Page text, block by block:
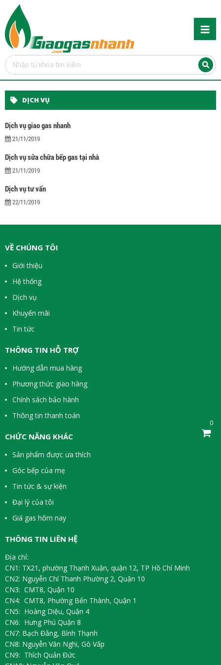
0
DỊCH VỤ
Dịch vụ giao gas nhanh
21/11/2019
Dịch vụ sửa chữa bếp gas tại nhà
21/11/2019
Dịch vụ tư vấn
22/11/2019
VỀ CHÚNG TÔI
Giới thiệu
Hệ thống
Dịch vụ
Khuyến mãi
Tin tức
THÔNG TIN HỖ TRỢ
Hướng dẫn mua hàng
Phương thức giao hàng
Chính sách bảo hành
Thông tin thanh toán
CHỨC NĂNG KHÁC
Sản phẩm được ưa thích
Góc bếp của mẹ
Tin tức & sự kiện
Đại lý của tôi
Giá gas hôm nay
THÔNG TIN LIÊN HỆ
Địa chỉ:
CN1: TX21, phường Thạnh Xuận, quận 12, TP Hồ Chí Minh
CN2: Nguyễn Chí Thanh Phường 2, Quận 10
CN3: CMT8, Quận 10
CN4: CMT8, Phường Bến Thành, Quận 1
CN5: Hoàng Diệu, Quận 4
CN6: Hưng Phú Quận 8
CN7: Bạch Đằng, Bình Thạnh
CN8: Nguyễn Văn Nghi, Gò Vấp
CN9: Thích Quản Đức